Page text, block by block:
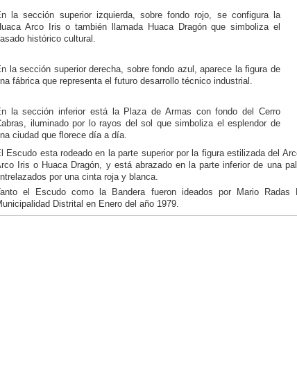
la sección superior izquierda, sobre fondo rojo, se configura la
Arco Iris o también llamada Huaca Dragón que simboliza el
histórico cultural.
la sección superior derecha, sobre fondo azul, aparece la figura de
fábrica que representa el futuro desarrollo técnico industrial.
la sección inferior está la Plaza de Armas con fondo del Cerro
iluminado por lo rayos del sol que simboliza el esplendor de
ciudad que florece día a día.
Escudo esta rodeado en la parte superior por la figura estilizada del
Iris o Huaca Dragón, y está abrazado en la parte inferior de una
por una cinta roja y blanca.
el Escudo como la Bandera fueron ideados por Mario
Distrital en Enero del año 1979.